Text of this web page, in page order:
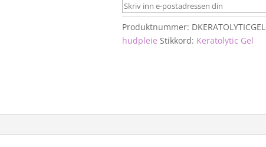
Produktnummer: DKERATOLYTICGEL
hudpleie Stikkord: Keratolytic Gel